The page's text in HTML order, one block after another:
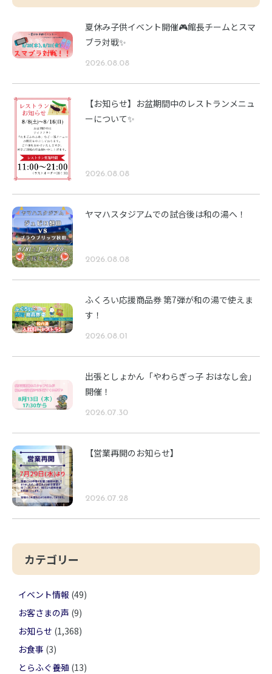
夏休み子供イベント開催🎮館長チームとスマ
ブラ対戦✨
2026.08.08
【お知らせ】お盆期間中のレストランメニュ
ーについて✨
2026.08.08
ヤマハスタジアムでの試合後は和の湯へ！
2026.08.08
ふくろい応援商品券 第7弾が和の湯で使えま
す！
2026.08.01
出張としょかん「やわらぎっ子 おはなし会」
開催！
2026.07.30
【営業再開のお知らせ】
2026.07.28
カテゴリー
イベント情報 (49)
お客さまの声 (9)
お知らせ (1,368)
お食事 (3)
とらふぐ養殖 (13)